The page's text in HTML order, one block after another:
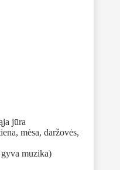
jūra
mėsa, daržovės,
muzika)